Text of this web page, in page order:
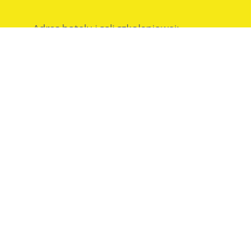
Adres hotelu i sali szkoleniowej: